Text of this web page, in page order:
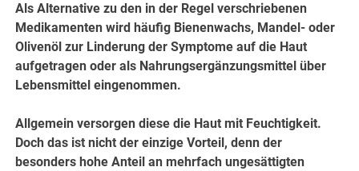
Als Alternative zu den in der Regel verschriebenen
Medikamenten wird häufig Bienenwachs, Mandel- oder
Olivenöl zur Linderung der Symptome auf die Haut
aufgetragen oder als Nahrungsergänzungsmittel über
Lebensmittel eingenommen.
Allgemein versorgen diese die Haut mit Feuchtigkeit.
Doch das ist nicht der einzige Vorteil, denn der
besonders hohe Anteil an mehrfach ungesättigten